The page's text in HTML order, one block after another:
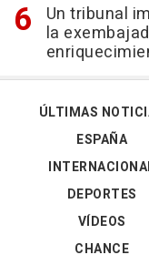
Un tribunal
la
ÚLTIMAS
ESPAÑA
DEPORTES
VÍDEOS
CHANCE